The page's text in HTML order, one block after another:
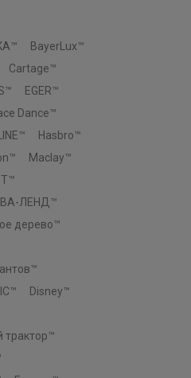
BayerLux™
Cartage™
EGER™
Dance™
Hasbro™
Maclay™
ЛЕНД™
дерево™
Disney™
трактор™